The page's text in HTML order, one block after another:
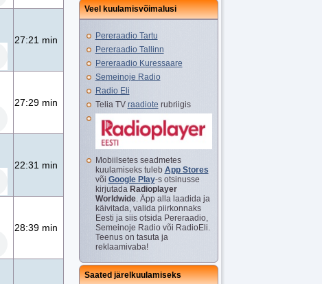
27:21 min
27:29 min
22:31 min
28:39 min
Veel kuulamisvõimalusi
Pereraadio Tartu
Pereraadio Tallinn
Pereraadio Kuressaare
Semeinoje Radio
Radio Eli
Telia TV raadiote rubriigis
Mobiilsetes seadmetes
kuulamiseks tuleb App Stores
või Google Play-s otsinusse
kirjutada Radioplayer
Worldwide. Äpp alla laadida ja
käivitada, valida piirkonnaks
Eesti ja siis otsida Pereraadio,
Semeinoje Radio või RadioEli.
Teenus on tasuta ja
reklaamivaba!
Saated järelkuulamiseks